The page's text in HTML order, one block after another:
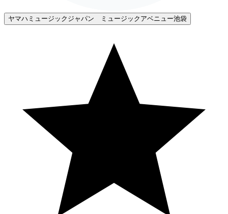
ヤマハミュージックジャパン ミュージックアベニュー池袋